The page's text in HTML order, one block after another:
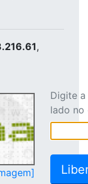
,
Digite
lado no